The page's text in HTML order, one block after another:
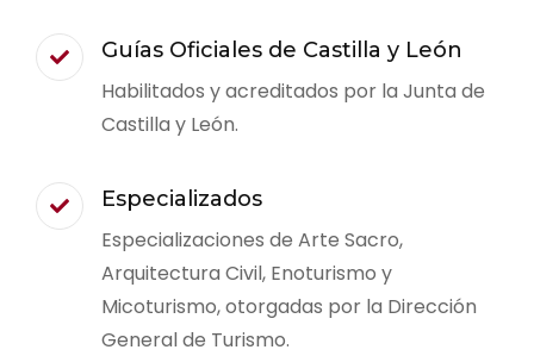
Guías Oficiales de Castilla y León
Habilitados y acreditados por la Junta de
Castilla y León.
Especializados
Especializaciones de Arte Sacro,
Arquitectura Civil, Enoturismo y
Micoturismo, otorgadas por la Dirección
General de Turismo.